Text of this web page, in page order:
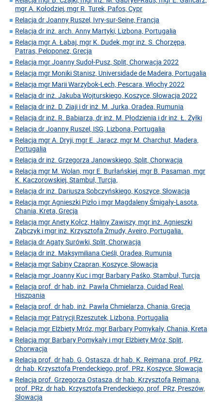
mgr A. Kołodziej, mgr R. Turek, Pafos, Cypr
Relacja dr Joanny Ruszel, Ivry-sur-Seine, Francja
Relacja dr inż. arch. Anny Martyki, Lizbona, Portugalia
Relacja mgr A. Łabaj, mgr K. Dudek, mgr inż. S. Chorzępa,
Patras, Peloponez, Grecja
Relacja mgr Joanny Sudoł-Pusz, Split, Chorwacja 2022
Relacja mgr Moniki Stanisz, Universidade de Madeira, Portugalia
Relacja mgr Marii Warzybok-Lech, Pescara, Włochy 2022
Relacja dr inż. Jakuba Wojturskiego, Koszyce, Słowacja 2022
Relacja dr inż. D. Ziaji i dr inż. M. Jurka, Oradea, Rumunia
Relacja dr inż. R. Babiarza, dr inż. M. Płodzienia i dr inż. Ł. Żyłki
Relacja dr Joanny Ruszel, ISG, Lizbona, Portugalia
Relacja mgr A. Dryji, mgr E. Jaracz, mgr M. Charchut, Madera,
Portugalia
Relacja dr inż. Grzegorza Janowskiego, Split, Chorwacja
Relacja mgr M. Wolan, mgr E. Burłańskiej, mgr B. Pasaman, mgr
K. Kaczorowskiej, Stambuł, Turcja,
Relacja dr inż. Dariusza Sobczyńskiego, Koszyce, Słowacja
Relacja mgr Agnieszki Pizło i mgr Magdaleny Śmigały-Lasota,
Chania, Kreta, Grecja
Relacja mgr Anety Kołcz, Haliny Zawiszy, mgr inż. Agnieszki
Ząbczyk i mgr inż. Krzysztofa Żmudy, Aveiro, Portugalia.
Relacja dr Agaty Surówki, Split, Chorwacja
Relacja dr inż. Maksymiliana Cieśli, Oradea, Rumunia
Relacja mgr Sabiny Czapran, Koszyce, Słowacja
Relacja mgr Joanny Kuc i mgr Barbary Paśko, Stambuł, Turcja
Relacja prof. dr hab. inż. Pawła Chmielarza, Cuidad Real,
Hiszpania
Relacja prof. dr hab. inż. Pawła Chmielarza, Chania, Grecja
Relacja mgr Patrycji Rzeszutek, Lizbona, Portugalia
Relacja mgr Elżbiety Mróz, mgr Barbary Pomykały, Chania, Kreta
Relacja mgr Barbary Pomykały i mgr Elżbiety Mróz, Split,
Chorwacja
Relacja prof. dr hab. G. Ostasza, dr hab. K. Rejmana, prof. PRz,
dr hab. Krzysztofa Prendeckiego, prof. PRz, Koszyce, Słowacja
Relacja prof. Grzegorza Ostasza, dr hab. Krzysztofa Rejmana,
prof. PRz, dr hab. Krzysztofa Prendeckiego, prof. PRz, Preszów,
Słowacja